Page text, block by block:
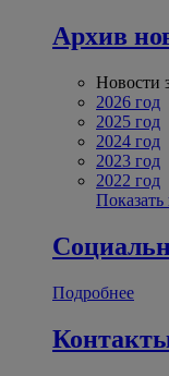
Архив
Новости
2026 год
2025 год
2024 год
2023 год
2022 год
Показать
Подробнее